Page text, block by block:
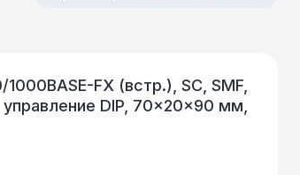
FX (встр.), SC, SMF,
управление DIP, 70x20x90 мм,